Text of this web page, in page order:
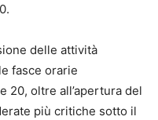
delle attività
fasce orarie
20, oltre all’apertura del
più critiche sotto il